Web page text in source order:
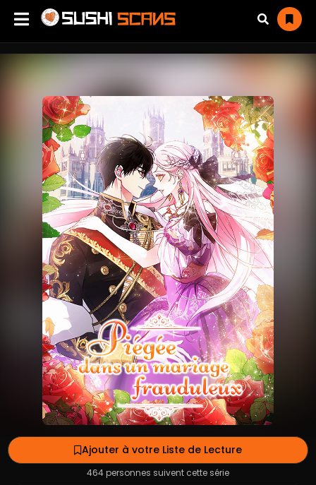
Ajouter à votre Liste de Lecture
464 personnes suivent cette série